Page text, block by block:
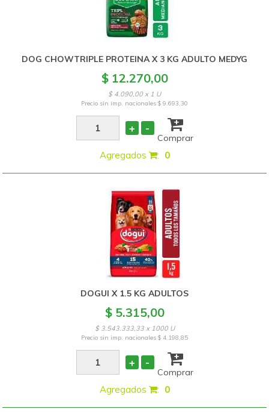
DOG CHOWTRIPLE PROTEINA X 3 KG ADULTO MEDYG
$ 12.270,00
$ 4.090,00 x 1 U
Precio sin imp. nacionales$ 9.693,30
+ -
Comprar
Agregados : 0
DOGUI X 1.5 KG ADULTOS
$ 5.315,00
$ 3.543.333,33 x 1000 U
Precio sin imp. nacionales$ 4.198,85
+ -
Comprar
Agregados : 0